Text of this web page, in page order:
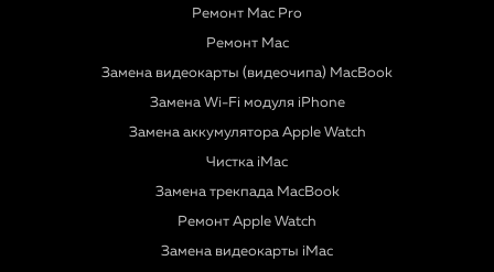
Ремонт Mac Pro
Ремонт Mac
Замена видеокарты (видеочипа) MacBook
Замена Wi-Fi модуля iPhone
Замена аккумулятора Apple Watch
Чистка iMac
Замена трекпада MacBook
Ремонт Apple Watch
Замена видеокарты iMac